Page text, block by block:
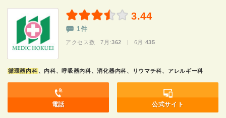
3.44
1件
アクセス数 7月:362 | 6月:435
循環器内科 、内科、呼吸器内科、消化器内科、リウマチ科、アレルギー科
電話 公式サイト